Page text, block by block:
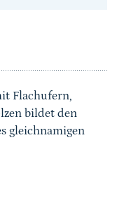
Flachufern,
bildet den
gleichnamigen